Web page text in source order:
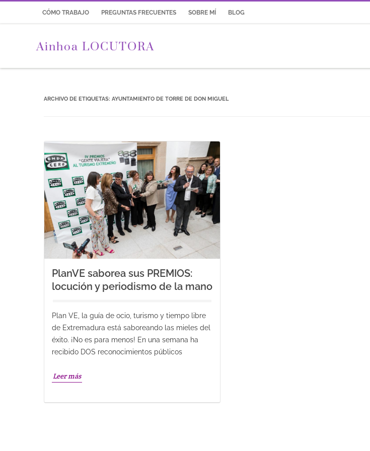
CÓMO TRABAJO PREGUNTAS FRECUENTES SOBRE MÍ BLOG
Ainhoa LOCUTORA
ARCHIVO DE ETIQUETAS: AYUNTAMIENTO DE TORRE DE DON MIGUEL
PlanVE saborea sus PREMIOS:
locución y periodismo de la mano
Plan VE, la guía de ocio, turismo y tiempo libre
de Extremadura está saboreando las mieles del
éxito. ¡No es para menos! En una semana ha
recibido DOS reconocimientos públicos
Leer más